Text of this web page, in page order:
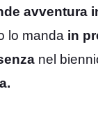
avventura
lo manda in
nel